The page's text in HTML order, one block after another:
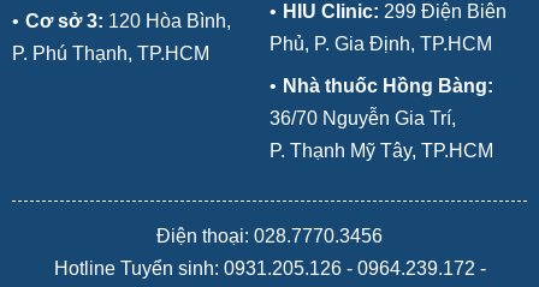
• Cơ sở 3: 120 Hòa Bình,
P. Phú Thạnh, TP.HCM
• HIU Clinic: 299 Điện Biên
Phủ, P. Gia Định, TP.HCM
• Nhà thuốc Hồng Bàng:
36/70 Nguyễn Gia Trí,
P. Thạnh Mỹ Tây, TP.HCM
Điện thoại: 028.7770.3456
Hotline Tuyển sinh: 0931.205.126- 0964.239.172 -